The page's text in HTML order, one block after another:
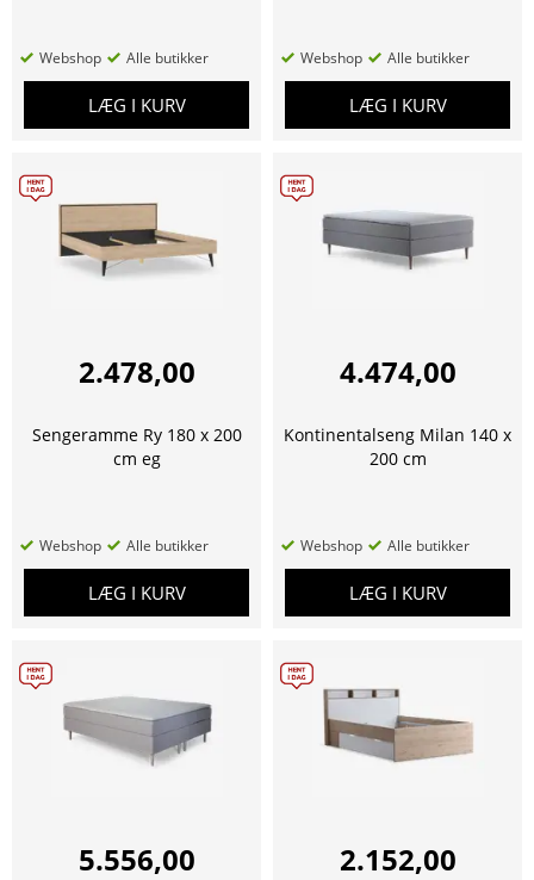
Webshop Alle butikker
LÆG I KURV
Webshop Alle butikker
LÆG I KURV
2.478,00
Sengeramme Ry 180 x 200
cm eg
Webshop Alle butikker
LÆG I KURV
4.474,00
Kontinentalseng Milan 140 x
200 cm
Webshop Alle butikker
LÆG I KURV
5.556,00 2.152,00